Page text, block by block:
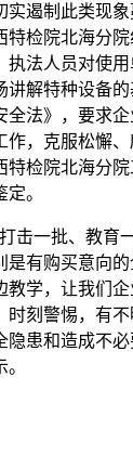
实遏制此类现
特检院北海分
执法人员对使
讲解特种设备
全法》，要求
作，克服松懈
特检院北海分
。
击一批、教育
是有购买意向
教学，让我们
刻警惕，有不
隐患和造成不